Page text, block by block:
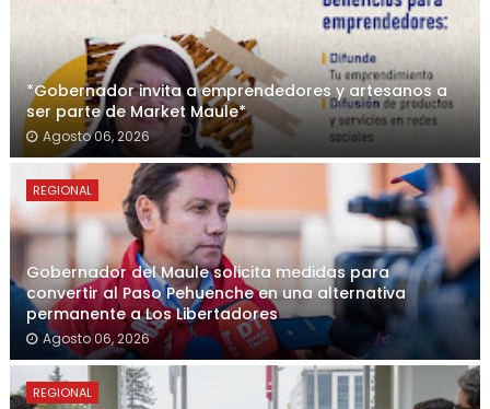
*Gobernador invita a emprendedores y artesanos a
ser parte de Market Maule*
Agosto 06, 2026
REGIONAL
Gobernador del Maule solicita medidas para
convertir al Paso Pehuenche en una alternativa
permanente a Los Libertadores
Agosto 06, 2026
REGIONAL